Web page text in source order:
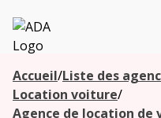
ADA
Accueil/Liste des
Location voiture/
Agence de location
Les
agences à